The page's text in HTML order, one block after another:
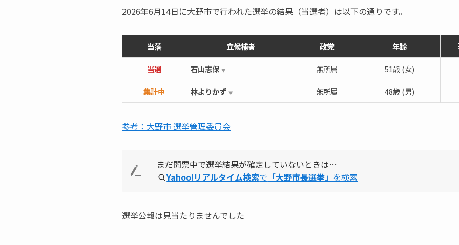
2026年6月14日に大野市で行われた選挙の結果（当選者）は以下の通りです。
当落 立候補者 政党 年齢
当選 石山志保 ▼ 無所属 51歳 (女)
集計中 林よりかず ▼ 無所属 48歳 (男)
参考：大野市 選挙管理委員会
まだ開票中で選挙結果が確定していないときは…
Yahoo!リアルタイム検索で 「大野市長選挙」 を検索
選挙公報は見当たりませんでした